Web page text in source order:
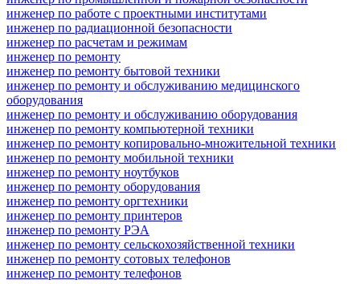
инженер по работе с проектными институтами
инженер по радиационной безопасности
инженер по расчетам и режимам
инженер по ремонту
инженер по ремонту бытовой техники
инженер по ремонту и обслуживанию медицинского
оборудования
инженер по ремонту и обслуживанию оборудования
инженер по ремонту компьютерной техники
инженер по ремонту копировально-множительной техники
инженер по ремонту мобильной техники
инженер по ремонту ноутбуков
инженер по ремонту оборудования
инженер по ремонту оргтехники
инженер по ремонту принтеров
инженер по ремонту РЭА
инженер по ремонту сельскохозяйственной техники
инженер по ремонту сотовых телефонов
инженер по ремонту телефонов